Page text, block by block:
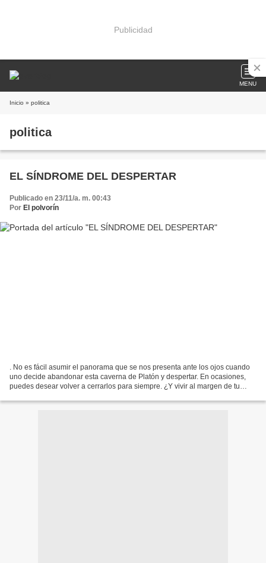
Publicidad
MENU
Inicio » politica
politica
EL SÍNDROME DEL DESPERTAR
Publicado en 23/11/a. m. 00:43
Por El polvorín
. No es fácil asumir el panorama que se nos presenta ante los ojos cuando
uno decide abandonar esta caverna de Platón y despertar. En ocasiones,
puedes desear volver a cerrarlos para siempre. ¿Y vivir al margen de tu